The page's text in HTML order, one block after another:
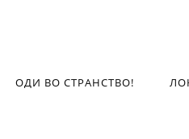
ОДИ ВО СТРАНСТВО!